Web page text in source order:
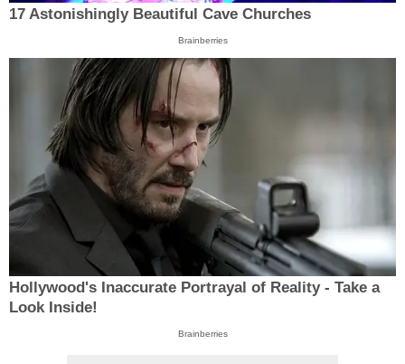
17 Astonishingly Beautiful Cave Churches
Brainberries
Hollywood's Inaccurate Portrayal of Reality - Take a
Look Inside!
Brainberries